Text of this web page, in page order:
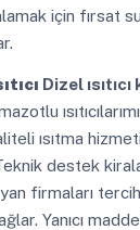
için fırsat
Dizel ısıtıcı
ısıtma
destek
firmaları
Yanıcı